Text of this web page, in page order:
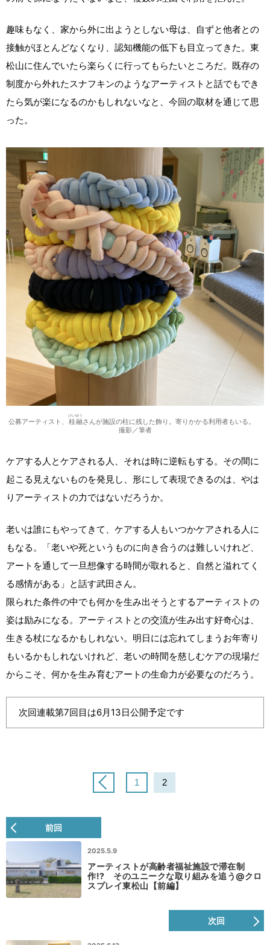
趣味もなく、家から外に出ようとしない母は、自ずと他者との
接触がほとんどなくなり、認知機能の低下も目立ってきた。東
松山に住んでいたら楽らくに行ってもらたいところだ。既存の
制度から外れたスナフキンのようなアーティストと話でもでき
たら気が楽になるのかもしれないなと、今回の取材を通じて思
った。
公募アーティスト、 桂融
けいゆう
さんが施設の柱に残した飾り。寄りかかる利用者もいる。
撮影／筆者
ケアする人とケアされる人、それは時に逆転もする。その間に
起こる見えないものを発見し、形にして表現できるのは、やは
りアーティストの力ではないだろうか。
老いは誰にもやってきて、ケアする人もいつかケアされる人に
もなる。「老いや死というものに向き合うのは難しいけれど、
アートを通して一旦想像する時間が取れると、自然と溢れてく
る感情がある」と話す武田さん。
限られた条件の中でも何かを生み出そうとするアーティストの
姿は励みになる。アーティストとの交流が生み出す好奇心は、
生きる杖になるかもしれない。明日には忘れてしまうお年寄り
もいるかもしれないけれど、老いの時間を慈しむケアの現場だ
からこそ、何かを生み育むアートの生命力が必要なのだろう。
次回連載第7回目は6月13日公開予定です
1 2
前回
2025.5.9
アーティストが高齢者福祉施設で滞在制
作!? そのユニークな取り組みを追う@クロ
スプレイ東松山【前編】
次回